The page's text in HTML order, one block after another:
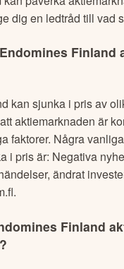
dig en ledtråd till vad
Endomines Finland
kan sjunka i pris av
aktiemarknaden är
faktorer. Några
i pris är: Negativa
ändrat
Finland